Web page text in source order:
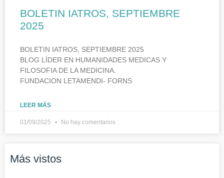
BOLETIN IATROS, SEPTIEMBRE
2025
BOLETIN IATROS, SEPTIEMBRE 2025
BLOG LÍDER EN HUMANIDADES MEDICAS Y
FILOSOFIA DE LA MEDICINA.
FUNDACION LETAMENDI- FORNS
LEER MÁS
01/09/2025 No hay comentarios
Más vistos